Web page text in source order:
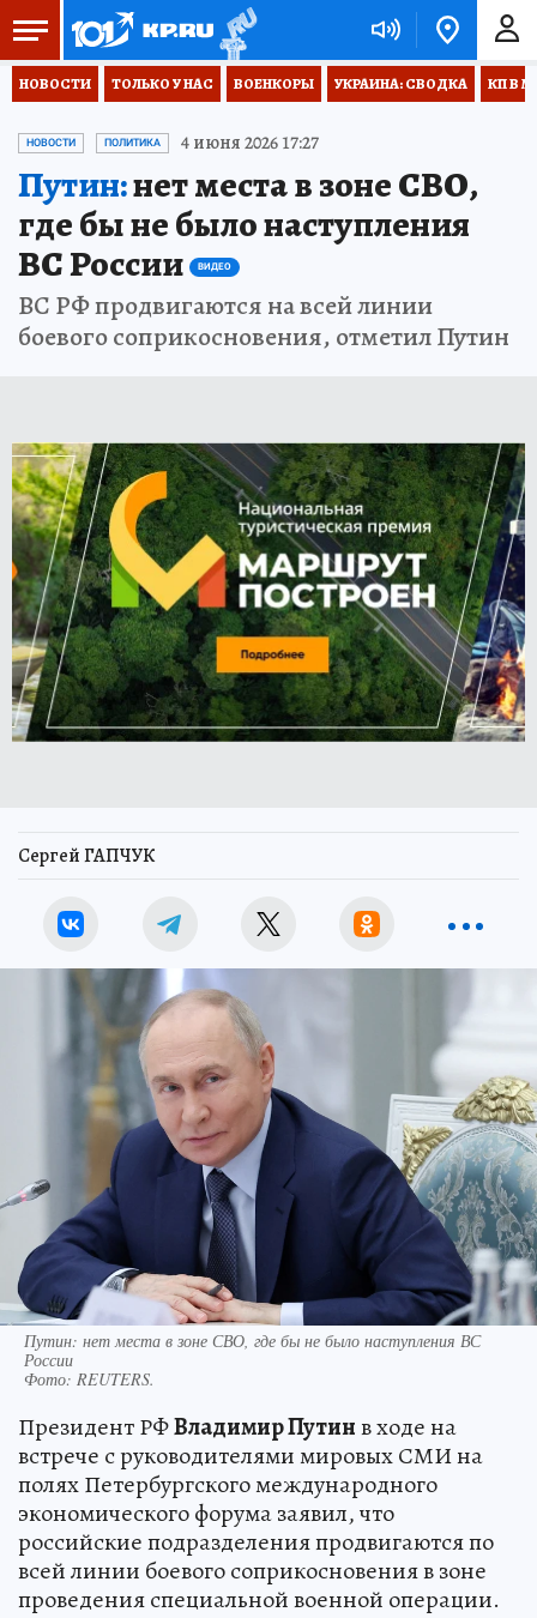
НОВОСТИ ТОЛЬКО У НАС ВОЕНКОРЫ УКРАИНА: СВОДКА КП В
НОВОСТИ ПОЛИТИКА 4 июня 2026 17:27
Путин:нет места в зоне СВО,
где бы не было наступления
ВС России
ВИДЕО
ВС РФ продвигаются на всей линии
боевого соприкосновения, отметил Путин
Сергей ГАПЧУК
Путин: нет места в зоне СВО, где бы не было наступления ВС
России
Фото: REUTERS.
Президент РФВладимир Путинв ходе на
встрече с руководителями мировых СМИ на
полях Петербургского международного
экономического форума заявил, что
российские подразделения продвигаются по
всей линии боевого соприкосновения в зоне
проведения специальной военной операции.